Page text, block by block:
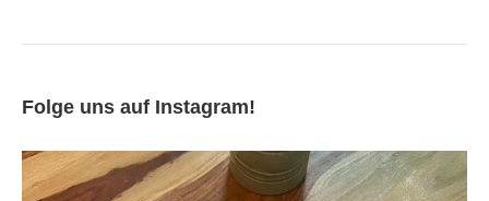
Folge uns auf Instagram!